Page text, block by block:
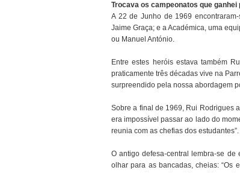
Trocava os campeonatos que ganhei
A 22 de Junho de 1969
Jaime Graça; e a Académica, uma
ou Manuel António.
Entre estes heróis estava também
praticamente três décadas vive na
surpreendido pela nossa abordagem
Sobre a final de 1969, Rui Rodrigues
era impossível passar ao lado do
reunia com as chefias dos estudantes”.
O antigo defesa-central lembra-se de
olhar para as bancadas, cheias: “Os